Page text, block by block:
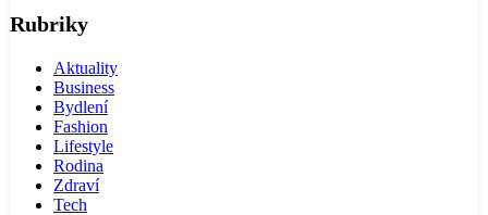
Rubriky
Aktuality
Business
Bydlení
Fashion
Lifestyle
Rodina
Zdraví
Tech